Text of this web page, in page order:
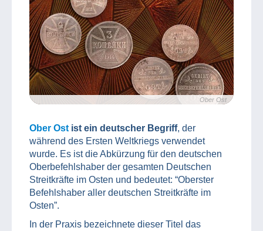
Ober Ost
Ober Ost ist ein deutscher Begriff, der
während des Ersten Weltkriegs verwendet
wurde. Es ist die Abkürzung für den deutschen
Oberbefehlshaber der gesamten Deutschen
Streitkräfte im Osten und bedeutet: “Oberster
Befehlshaber aller deutschen Streitkräfte im
Osten”.
In der Praxis bezeichnete dieser Titel das